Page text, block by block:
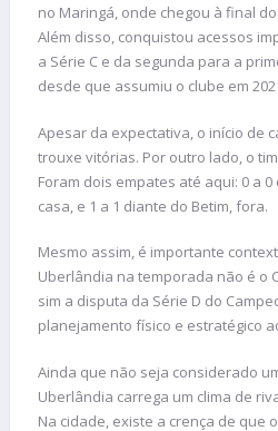
no Maringá, onde chegou à final
Além disso, conquistou acessos
a Série C e da segunda para a
desde que assumiu o clube em
Apesar da expectativa, o início de
trouxe vitórias. Por outro lado, o
Foram dois empates até aqui: 0 a
casa, e 1 a 1 diante do Betim, fora.
Mesmo assim, é importante
Uberlândia na temporada não é o
sim a disputa da Série D do
planejamento físico e estratégico
Ainda que não seja considerado
Uberlândia carrega um clima de
Na cidade, existe a crença de que